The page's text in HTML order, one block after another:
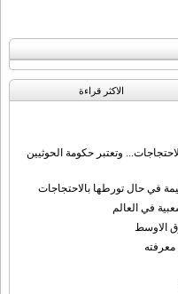
الاکثر قراءة
وتعتبر حكومة الحوثيين
في حال تورطها بالاحتجاجات
في العالم
الاوسط
معرفته